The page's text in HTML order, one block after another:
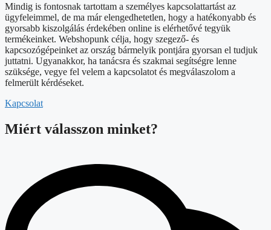
Mindig is fontosnak tartottam a személyes kapcsolattartást az
ügyfeleimmel, de ma már elengedhetetlen, hogy a hatékonyabb és
gyorsabb kiszolgálás érdekében online is elérhetővé tegyük
termékeinket. Webshopunk célja, hogy szegező- és
kapcsozógépeinket az ország bármelyik pontjára gyorsan el tudjuk
juttatni. Ugyanakkor, ha tanácsra és szakmai segítségre lenne
szüksége, vegye fel velem a kapcsolatot és megválaszolom a
felmerült kérdéseket.
Kapcsolat
Miért válasszon minket?